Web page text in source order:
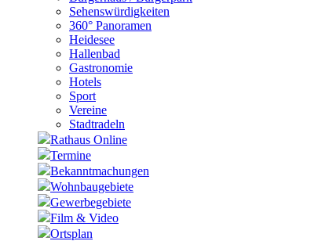
Sehenswürdigkeiten
360° Panoramen
Heidesee
Hallenbad
Gastronomie
Hotels
Sport
Vereine
Stadtradeln
Rathaus Online
Termine
Bekanntmachungen
Wohnbaugebiete
Gewerbegebiete
Film & Video
Ortsplan